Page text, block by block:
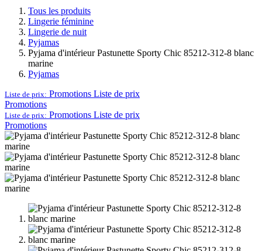
Tous les produits
Lingerie féminine
Lingerie de nuit
Pyjamas
Pyjama d'intérieur Pastunette Sporty Chic 85212-312-8 blanc
marine
Pyjamas
Liste de prix: Promotions Liste de prix
Promotions
Liste de prix: Promotions Liste de prix
Promotions